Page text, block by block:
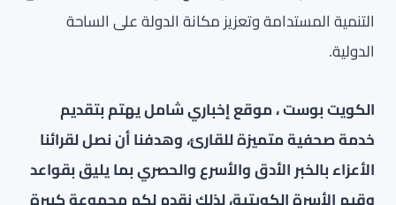
التنمية المستدامة وتعزيز مكانة الدولة على الساحة
الدولية.
الكويت بوست ، موقع إخباري شامل يهتم بتقديم
خدمة صحفية متميزة للقارئ، وهدفنا أن نصل لقرائنا
الأعزاء بالخبر الأدق والأسرع والحصري بما يليق بقواعد